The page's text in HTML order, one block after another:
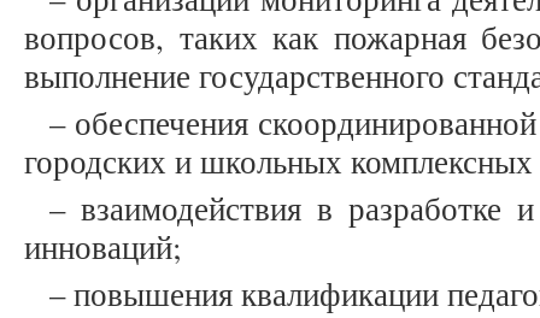
вопросов, таких как пожарная
выполнение государственного
– обеспечения
городских и школьных
– взаимодействия в разработке
инноваций;
– повышения квалификации